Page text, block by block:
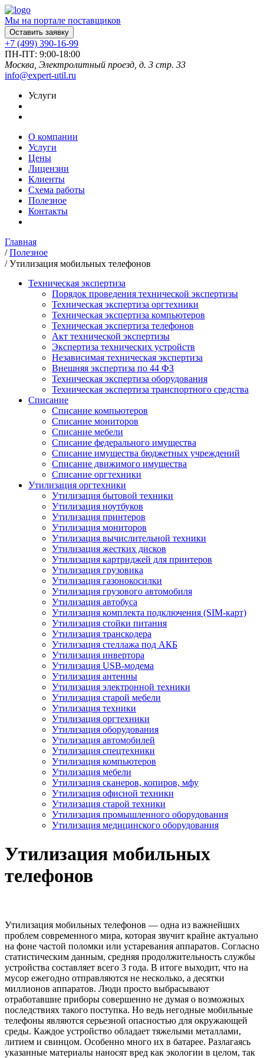
Мы на портале поставщиков
Оставить заявку
+7 (499) 390-16-99
ПН-ПТ: 9:00-18:00
Москва, Электролитный проезд, д. 3 стр. 33
info@expert-util.ru
Услуги
О компании
Услуги
Цены
Лицензии
Клиенты
Схема работы
Полезное
Контакты
Главная
/Полезное
/Утилизация мобильных телефонов
Техническая экспертиза
Порядок проведения технической экспертизы
Техническая экспертиза оргтехники
Техническая экспертиза компьютеров
Техническая экспертиза телефонов
Акт технической экспертизы
Экспертиза технических устройств
Независимая техническая экспертиза
Внешняя экспертиза по 44 ФЗ
Техническая экспертиза оборудования
Техническая экспертиза транспортного средства
Списание
Списание компьютеров
Списание мониторов
Cписание мебели
Списание федерального имущества
Списание имущества бюджетных учреждений
Списание движимого имущества
Списание оргтехники
Утилизация оргтехники
Утилизация бытовой техники
Утилизация ноутбуков
Утилизация принтеров
Утилизация мониторов
Утилизация вычислительной техники
Утилизация жестких дисков
Утилизация картриджей для принтеров
Утилизация грузовика
Утилизация газонокосилки
Утилизация грузового автомобиля
Утилизация автобуса
Утилизация комплекта подключения (SIM-карт)
Утилизация стойки питания
Утилизация транскодера
Утилизация стеллажа под АКБ
Утилизация инвертора
Утилизация USB-модема
Утилизация антенны
Утилизация электронной техники
Утилизация старой мебели
Утилизация техники
Утилизация оргтехники
Утилизация оборудования
Утилизация автомобилей
Утилизация спецтехники
Утилизация компьютеров
Утилизация мебели
Утилизация сканеров, копиров, мфу
Утилизация офисной техники
Утилизация старой техники
Утилизация промышленного оборудования
Утилизация медицинского оборудования
Утилизация мобильных
телефонов
Утилизация мобильных телефонов — одна из важнейших
проблем современного мира, которая звучит крайне актуально
на фоне частой поломки или устаревания аппаратов. Согласно
статистическим данным, средняя продолжительность службы
устройства составляет всего 3 года. В итоге выходит, что на
мусор ежегодно отправляются не несколько, а десятки
миллионов аппаратов. Люди просто выбрасывают
отработавшие приборы совершенно не думая о возможных
последствиях такого поступка. Но ведь негодные мобильные
телефоны являются серьезной опасностью для окружающей
среды. Каждое устройство обладает тяжелыми металлами,
литием и свинцом. Особенно много их в батарее. Разлагаясь
указанные материалы наносят вред как экологии в целом, так